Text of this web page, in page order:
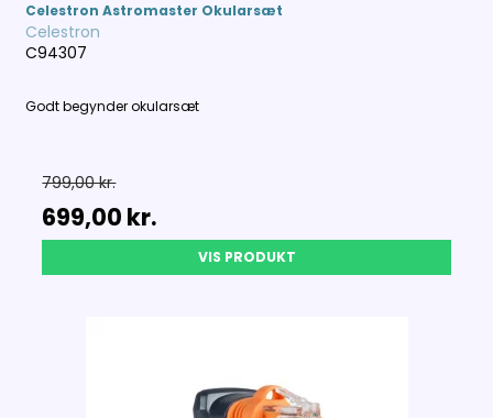
Celestron Astromaster Okularsæt
Celestron
C94307
Godt begynder okularsæt
799,00 kr.
699,00 kr.
VIS PRODUKT